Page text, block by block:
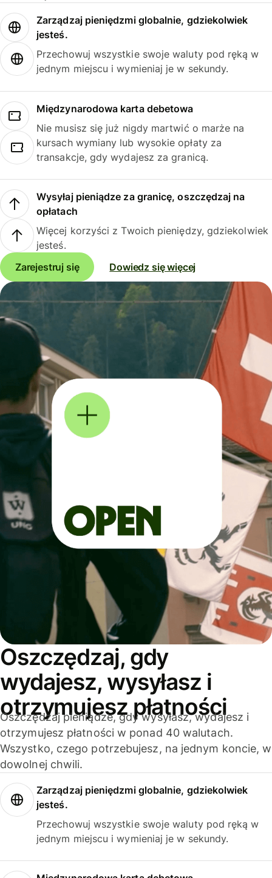
Zarządzaj pieniędzmi globalnie, gdziekolwiek
jesteś.
Przechowuj wszystkie swoje waluty pod ręką w
jednym miejscu i wymieniaj je w sekundy.
Międzynarodowa karta debetowa
Nie musisz się już nigdy martwić o marże na
kursach wymiany lub wysokie opłaty za
transakcje, gdy wydajesz za granicą.
Wysyłaj pieniądze za granicę, oszczędzaj na
opłatach
Więcej korzyści z Twoich pieniędzy, gdziekolwiek
jesteś.
Zarejestruj się
Dowiedz się więcej
Oszczędzaj, gdy
wydajesz, wysyłasz i
otrzymujesz płatności
Oszczędzaj pieniądze, gdy wysyłasz, wydajesz i
otrzymujesz płatności w ponad 40 walutach.
Wszystko, czego potrzebujesz, na jednym koncie, w
dowolnej chwili.
Zarządzaj pieniędzmi globalnie, gdziekolwiek
jesteś.
Przechowuj wszystkie swoje waluty pod ręką w
jednym miejscu i wymieniaj je w sekundy.